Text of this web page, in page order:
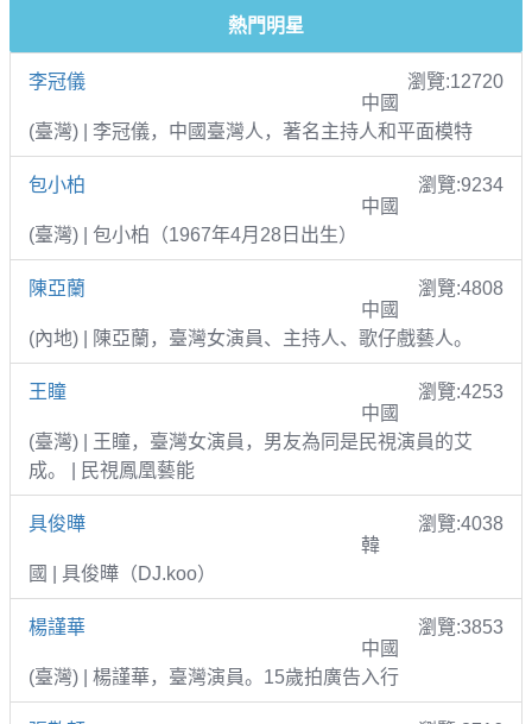
熱門明星
李冠儀
瀏覽:12720
中國
(臺灣) | 李冠儀，中國臺灣人，著名主持人和平面模特
包小柏
瀏覽:9234
中國
(臺灣) | 包小柏（1967年4月28日出生）
陳亞蘭
瀏覽:4808
中國
(內地) | 陳亞蘭，臺灣女演員、主持人、歌仔戲藝人。
王瞳
瀏覽:4253
中國
(臺灣) | 王瞳，臺灣女演員，男友為同是民視演員的艾
成。 | 民視鳳凰藝能
具俊曄
瀏覽:4038
韓
國 | 具俊曄（DJ.koo）
楊謹華
瀏覽:3853
中國
(臺灣) | 楊謹華，臺灣演員。15歲拍廣告入行